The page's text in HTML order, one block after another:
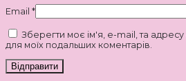
Email *
Зберегти моє ім'я, e-mail, та адресу
для моїх подальших коментарів.